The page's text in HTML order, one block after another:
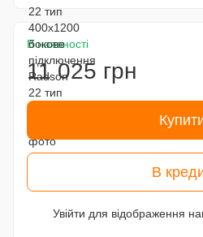
В наявності
11 025 грн
В
Увійти для відображення